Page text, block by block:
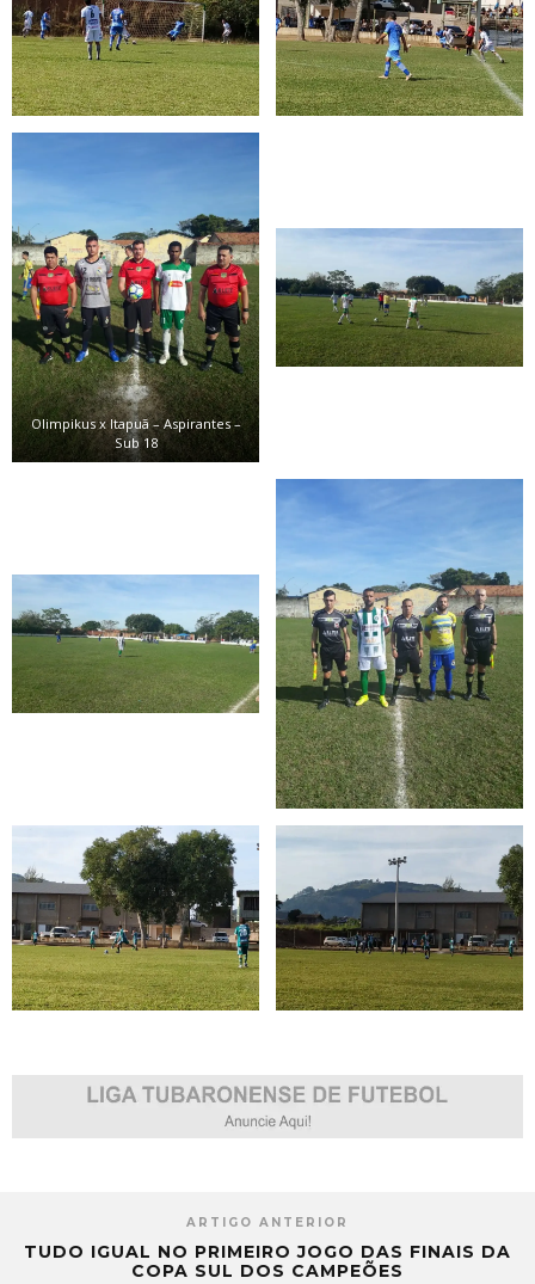
Olimpikus x Itapuã – Aspirantes –
Sub 18
ARTIGO ANTERIOR
TUDO IGUAL NO PRIMEIRO JOGO DAS FINAIS DA
COPA SUL DOS CAMPEÕES